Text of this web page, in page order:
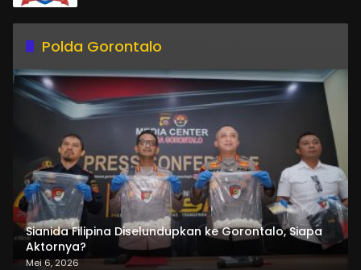
Polda Gorontalo
Sianida Filipina Diselundupkan ke Gorontalo, Siapa
Aktornya?
Mei 6, 2026